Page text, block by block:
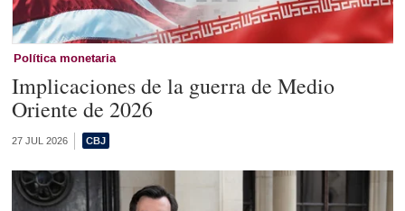
Política monetaria
Implicaciones de la guerra de Medio
Oriente de 2026
27 JUL 2026